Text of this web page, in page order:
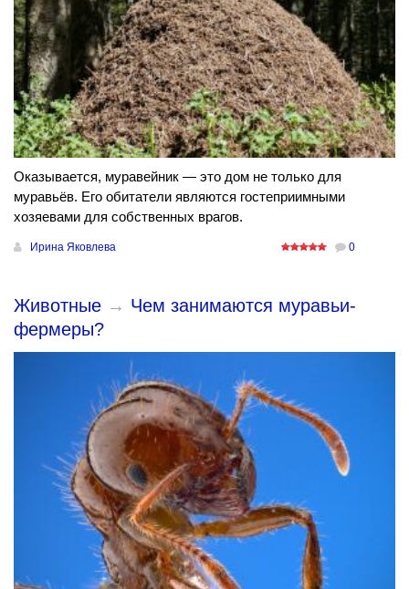
Оказывается, муравейник — это дом не только для
муравьёв. Его обитатели являются гостеприимными
хозяевами для собственных врагов.
Ирина Яковлева 0
Животные → Чем занимаются муравьи-
фермеры?